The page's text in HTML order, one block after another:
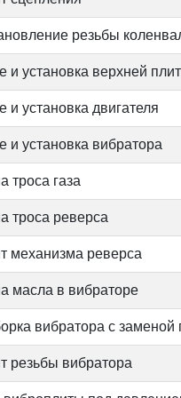
резьбы
и установка верхней
и установка двигателя
и установка вибратора
троса газа
троса реверса
механизма реверса
масла в вибраторе
вибратора с заменой
резьбы вибратора